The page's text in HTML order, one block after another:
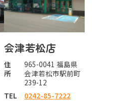
会津若松店
住
所
965-0041 福島県
会津若松市駅前町
239-12
TEL
0242-85-7222